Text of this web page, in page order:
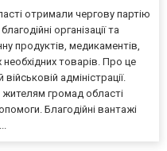
отримали чергову партію
організації та
продуктів, медикаментів,
необхідних товарів. Про це
адміністрації.
громад області
Благодійні вантажі